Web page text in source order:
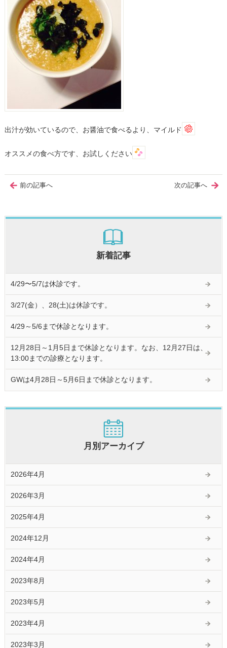
出汁が効いているので、お醤油で食べるより、マイルド
オススメの食べ方です、お試しください
前の記事へ 次の記事へ
新着記事
4/29〜5/7は休診です。
3/27(金）、28(土)は休診です。
4/29～5/6まで休診となります。
12月28日～1月5日まで休診となります。なお、12月27日は、
13:00までの診療となります。
GWは4月28日～5月6日まで休診となります。
月別アーカイブ
2026年4月
2026年3月
2025年4月
2024年12月
2024年4月
2023年8月
2023年5月
2023年4月
2023年3月